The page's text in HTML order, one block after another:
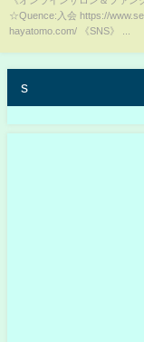
☆Quence:入会 https://
hayatomo.com/ 《SNS》 ...
s